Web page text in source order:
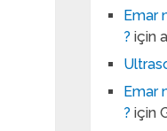
Emar
? için
Emar
? için